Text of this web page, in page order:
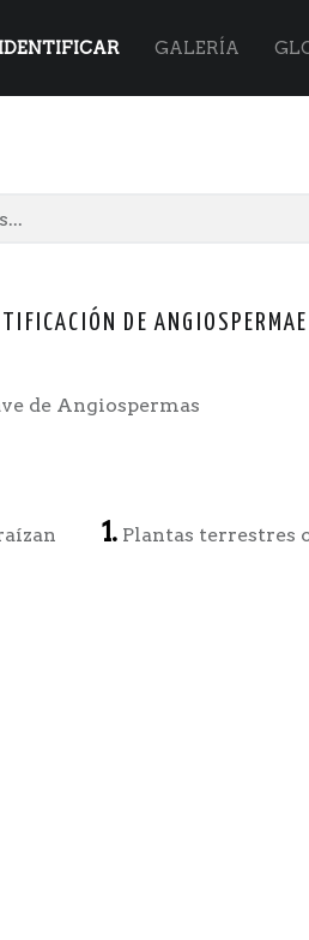
IDENTIFICAR GALERÍA
DE ANGIOSPERMAE
de Angiospermas
1. Plantas terrestres